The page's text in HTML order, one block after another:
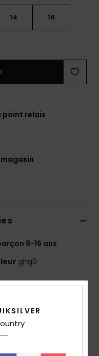
14 16
point relais
8-16 ans
ghg0
chutes de production